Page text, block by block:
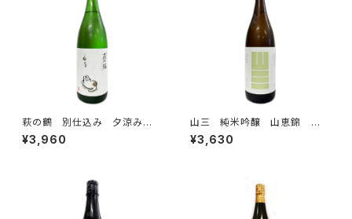
萩の鶴 別仕込み 夕涼み
猫 1800ml
¥3,960
山三 純米吟醸 山恵錦 五
割 無濾過原酒 1800ml
¥3,630